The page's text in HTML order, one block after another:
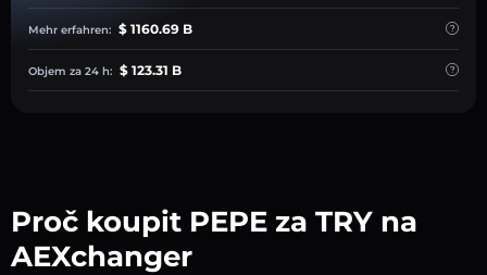
Mehr erfahren: $ 1160.69 B
Objem za 24 h: $ 123.31 B
Proč koupit PEPE za TRY na
AEXchanger